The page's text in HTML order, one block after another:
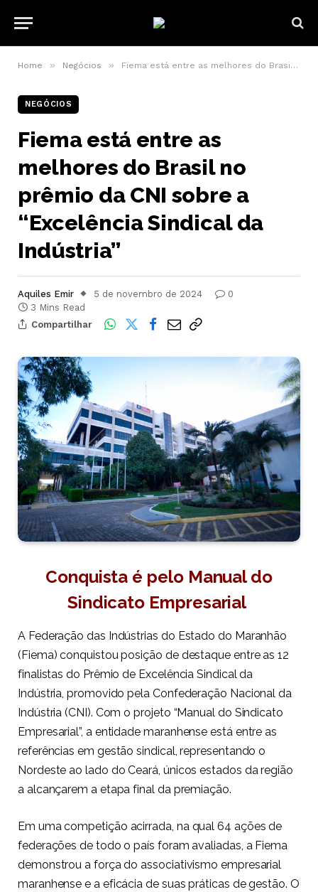
Home » Negócios » Fiema está entre as melhores do Brasil no prêmio da CNI sobre a “Excelência Sindical da Indústria”
NEGÓCIOS
Fiema está entre as
melhores do Brasil no
prêmio da CNI sobre a
“Excelência Sindical da
Indústria”
Aquiles Emir 5 de novembro de 2024
0
3 Mins Read
Compartilhar
Conquista é pelo Manual do
Sindicato Empresarial
A Federação das Indústrias do Estado do Maranhão
(Fiema) conquistou posição de destaque entre as 12
finalistas do Prêmio de Excelência Sindical da
Indústria, promovido pela Confederação Nacional da
Indústria (CNI). Com o projeto “Manual do Sindicato
Empresarial”, a entidade maranhense está entre as
referências em gestão sindical, representando o
Nordeste ao lado do Ceará, únicos estados da região
a alcançarem a etapa final da premiação.
Em uma competição acirrada, na qual 64 ações de
federações de todo o país foram avaliadas, a Fiema
demonstrou a força do associativismo empresarial
maranhense e a eficácia de suas práticas de gestão. O